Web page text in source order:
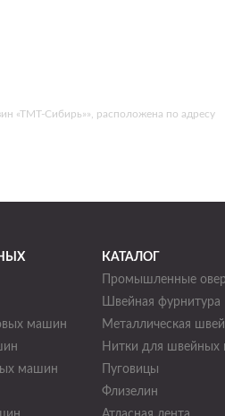
«ТМТ-Сибирь»», расположена по адресу
машин
машин
КАТАЛОГ
Промышленные
Швейная фурнитура
Металлическая
Нитки для швейных
Пуговицы
Флизелин